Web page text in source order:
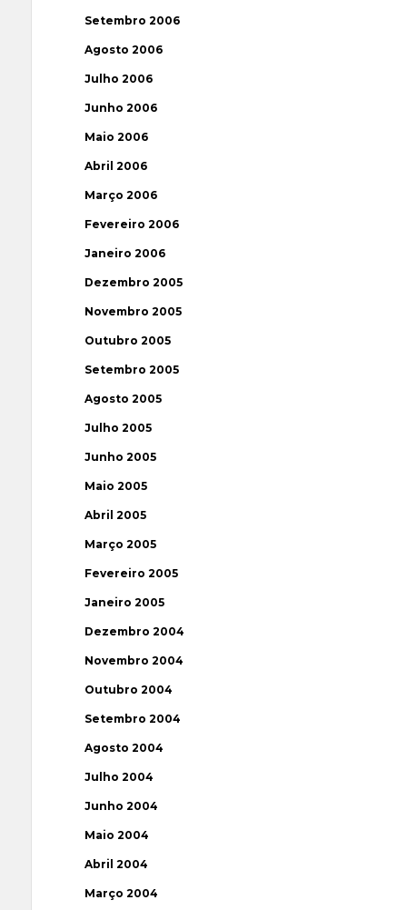
Setembro 2006
Agosto 2006
Julho 2006
Junho 2006
Maio 2006
Abril 2006
Março 2006
Fevereiro 2006
Janeiro 2006
Dezembro 2005
Novembro 2005
Outubro 2005
Setembro 2005
Agosto 2005
Julho 2005
Junho 2005
Maio 2005
Abril 2005
Março 2005
Fevereiro 2005
Janeiro 2005
Dezembro 2004
Novembro 2004
Outubro 2004
Setembro 2004
Agosto 2004
Julho 2004
Junho 2004
Maio 2004
Abril 2004
Março 2004